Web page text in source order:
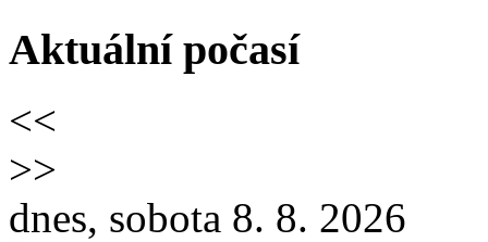
Aktuální počasí
<<
>>
dnes, sobota 8. 8. 2026